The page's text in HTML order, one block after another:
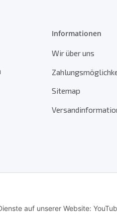
Informationen
Wir über uns
Sitemap
auf unserer Website: